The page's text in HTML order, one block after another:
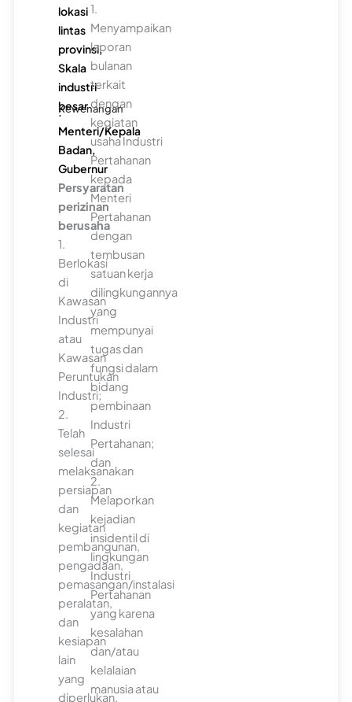
lokasi
lintas
provinsi,
Skala
industri
besar
Kewenangan
:
Menteri/Kepala
Badan,
Gubernur
Persyaratan
perizinan
berusaha
1.
Berlokasi
di
Kawasan
Industri
atau
Kawasan
Peruntukan
Industri;
2.
Telah
selesai
melaksanakan
persiapan
dan
kegiatan
pembangunan,
pengadaan,
pemasangan/instalasi
peralatan,
dan
kesiapan
lain
yang
diperlukan.
1.
Menyampaikan
laporan
bulanan
terkait
dengan
kegiatan
usaha Industri
Pertahanan
kepada
Menteri
Pertahanan
dengan
tembusan
satuan kerja
dilingkungannya
yang
mempunyai
tugas dan
fungsi dalam
bidang
pembinaan
Industri
Pertahanan;
dan
2.
Melaporkan
kejadian
insidentil di
lingkungan
Industri
Pertahanan
yang karena
kesalahan
dan/atau
kelalaian
manusia atau